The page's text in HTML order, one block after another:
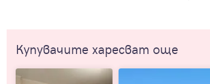
Купувачите харесват още